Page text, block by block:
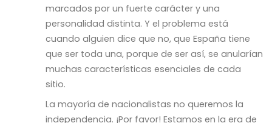
marcados por un fuerte carácter y una
personalidad distinta. Y el problema está
cuando alguien dice que no, que España tiene
que ser toda una, porque de ser así, se anularían
muchas características esenciales de cada
sitio.
La mayoría de nacionalistas no queremos la
independencia. ¡Por favor! Estamos en la era de